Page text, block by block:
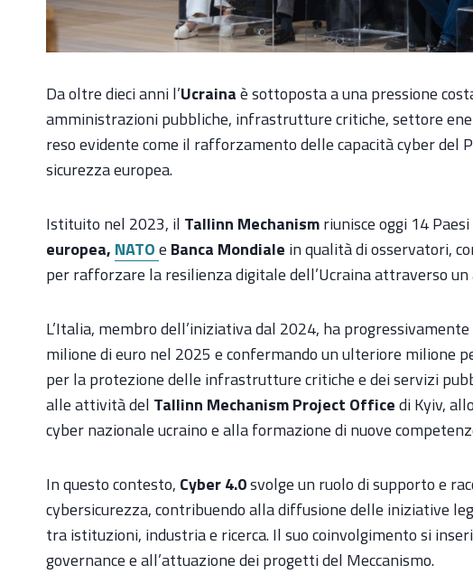
Da oltre dieci anni l’Ucrainaè sottoposta a una pressione
amministrazioni pubbliche, infrastrutture critiche, settore
reso evidente come il rafforzamento delle capacità cyber
sicurezza europea.
Istituito nel 2023, il Tallinn Mechanismriunisce oggi 14
europea, NATOe Banca Mondiale in qualità di osservatori,
per rafforzare la resilienza digitale dell’Ucraina attraverso
L’Italia, membro dell’iniziativa dal 2024, ha
milione di euro nel 2025 e confermando un ulteriore milione
per la protezione delle infrastrutture critiche e dei servizi
alle attività del Tallinn Mechanism Project Officedi Kyiv,
cyber nazionale ucraino e alla formazione di nuove
In questo contesto, Cyber 4.0svolge un ruolo di supporto e
cybersicurezza, contribuendo alla diffusione delle iniziative
tra istituzioni, industria e ricerca. Il suo coinvolgimento si
governance e all’attuazione dei progetti del Meccanismo.